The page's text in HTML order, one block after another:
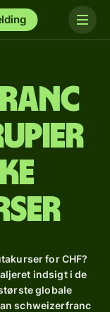
for CHF?
indsigt i de
globale
schweizerfranc